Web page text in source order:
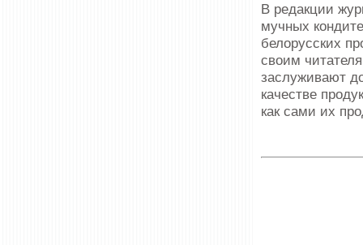
В редакции
мучных
белорусских
своим
заслуживают
качестве
как сами их